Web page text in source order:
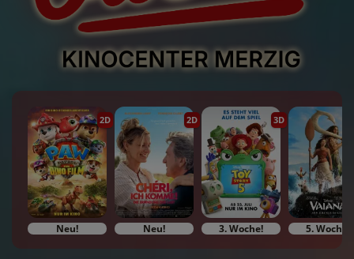
2D
Neu!
2D
Neu!
3D
3. Woche! 5. Woche!